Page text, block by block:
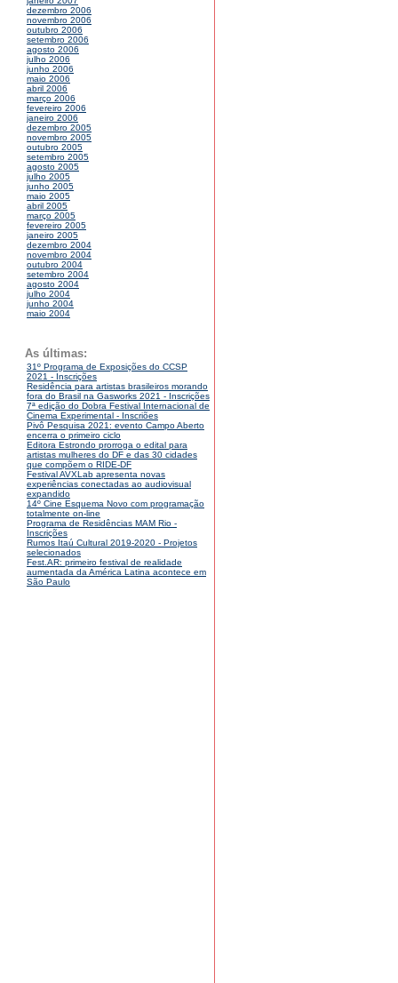
dezembro 2006
novembro 2006
outubro 2006
setembro 2006
agosto 2006
julho 2006
junho 2006
maio 2006
abril 2006
março 2006
fevereiro 2006
janeiro 2006
dezembro 2005
novembro 2005
outubro 2005
setembro 2005
agosto 2005
julho 2005
junho 2005
maio 2005
abril 2005
março 2005
fevereiro 2005
janeiro 2005
dezembro 2004
novembro 2004
outubro 2004
setembro 2004
agosto 2004
julho 2004
junho 2004
maio 2004
As últimas:
31º Programa de Exposições do CCSP
2021 - Inscrições
Residência para artistas brasileiros morando
fora do Brasil na Gasworks 2021 - Inscrições
7ª edição do Dobra Festival Internacional de
Cinema Experimental - Inscriões
Pivô Pesquisa 2021: evento Campo Aberto
encerra o primeiro ciclo
Editora Estrondo prorroga o edital para
artistas mulheres do DF e das 30 cidades
que compõem o RIDE-DF
Festival AVXLab apresenta novas
experiências conectadas ao audiovisual
expandido
14º Cine Esquema Novo com programação
totalmente on-line
Programa de Residências MAM Rio -
Inscrições
Rumos Itaú Cultural 2019-2020 - Projetos
selecionados
Fest.AR: primeiro festival de realidade
aumentada da América Latina acontece em
São Paulo